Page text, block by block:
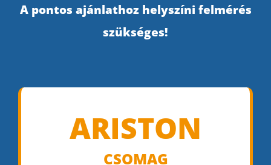
A pontos ajánlathoz helyszíni felmérés
szükséges!
ARISTON
CSOMAG